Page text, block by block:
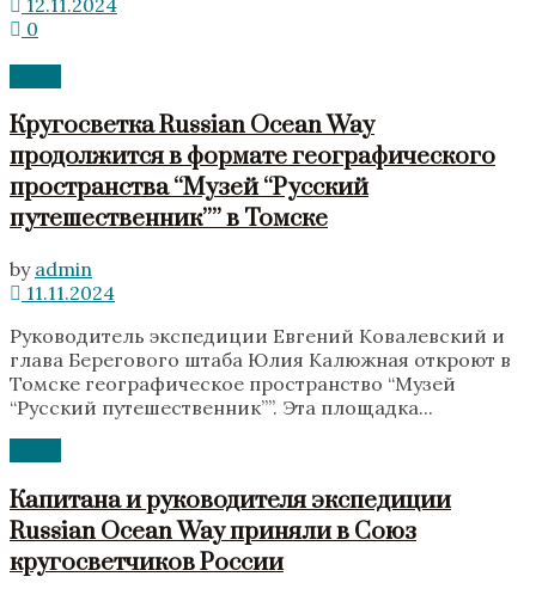
0
Кругосветка Russian Ocean Way
продолжится в формате географического
пространства “Музей “Русский
путешественник”” в Томске
by admin
11.11.2024
Руководитель экспедиции Евгений Ковалевский и
глава Берегового штаба Юлия Калюжная откроют в
Томске географическое пространство “Музей
“Русский путешественник””. Эта площадка...
Капитана и руководителя экспедиции
Russian Ocean Way приняли в Союз
кругосветчиков России